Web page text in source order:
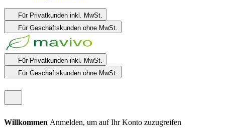
Für Privatkunden inkl. MwSt.
Für Geschäftskunden ohne MwSt.
Für Privatkunden inkl. MwSt.
Für Geschäftskunden ohne MwSt.
Willkommen Anmelden, um auf Ihr Konto zuzugreifen